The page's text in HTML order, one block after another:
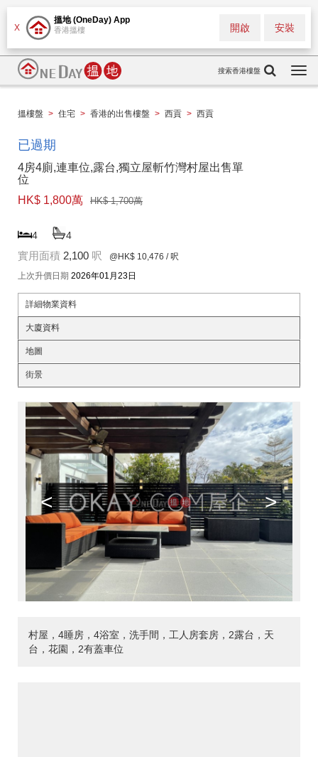
X
搵地 (OneDay) App
香港搵樓 安裝
開啟
搜索香港樓盤
搵樓盤 > 住宅 > 香港的出售樓盤 > 西貢 > 西貢
已過期
4房4廁,連車位,露台,獨立屋斬竹灣村屋出售單
位
HK$ 1,800萬
HK$ 1,700萬
4 4
實用面積 2,100 呎 @HK$ 10,476 / 呎
上次升價日期 2026年01月23日
詳細物業資料
大廈資料
地圖
街景
< >
村屋，4睡房，4浴室，洗手間，工人房套房，2露台，天
台，花園，2有蓋車位